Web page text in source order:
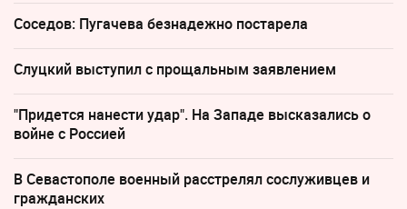
Соседов: Пугачева безнадежно постарела
Слуцкий выступил с прощальным заявлением
"Придется нанести удар". На Западе высказались о
войне с Россией
В Севастополе военный расстрелял сослуживцев и
гражданских